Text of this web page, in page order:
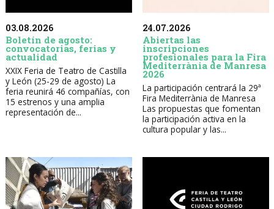
03.08.2026
Boletín de agosto:
convocatorias, ferias y
actualidad
XXIX Feria de Teatro de Castilla
y León (25-29 de agosto) La
feria reunirá 46 compañías, con
15 estrenos y una amplia
representación de...
24.07.2026
Abiertas las
inscripciones
profesionales para la Fira
Mediterrània de Manresa
2026
La participación centrará la 29ª
Fira Mediterrània de Manresa
Las propuestas que fomentan
la participación activa en la
cultura popular y las...